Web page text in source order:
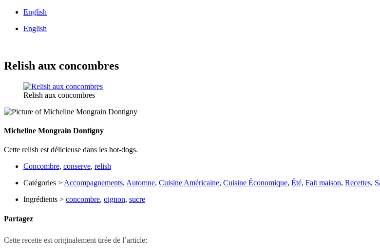
English
English
Relish aux concombres
Relish aux concombres
Micheline Mongrain Dontigny
Cette relish est délicieuse dans les hot-dogs.
Concombre, conserve, relish
Catégories > Accompagnements, Automne, Cuisine Américaine, Cuisine Économique, Été, Fait maison, Recettes,
Ingrédients > concombre, oignon, sucre
Partagez
Cette recette est originalement tirée de l’article: